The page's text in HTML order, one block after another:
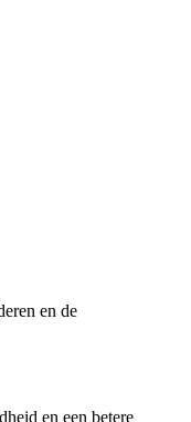
en de
en een betere